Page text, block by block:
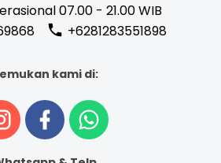
07.00 - 21.00 WIB
+6281283551898
kami di: